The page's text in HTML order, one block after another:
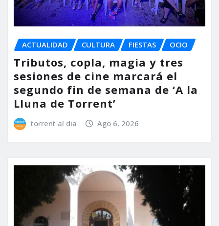
ACTUALIDAD CULTURA FIESTAS OCIO
Tributos, copla, magia y tres
sesiones de cine marcará el
segundo fin de semana de ‘A la
Lluna de Torrent’
torrent al dia Ago 6, 2026